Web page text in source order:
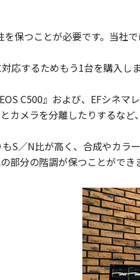
保つことが必要です。当社
応するためもう1台を購入
C500』および、EFシネ
メラを分離したりするな
S／N比が高く、合成やカ
部分の階調が保つことができ